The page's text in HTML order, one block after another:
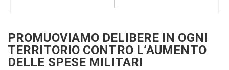
PROMUOVIAMO DELIBERE IN OGNI
TERRITORIO CONTRO L’AUMENTO
DELLE SPESE MILITARI